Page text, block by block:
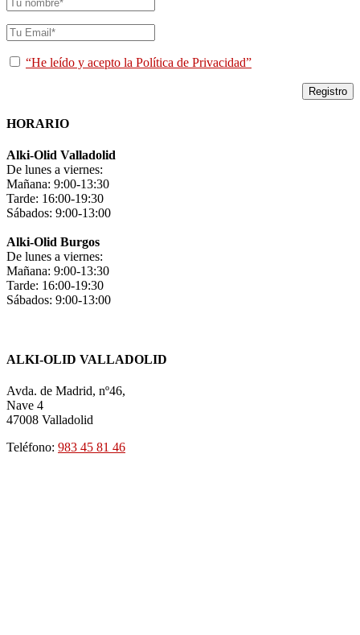
“He leído y acepto la Política de Privacidad”
HORARIO
Alki-Olid Valladolid
De lunes a viernes:
Mañana: 9:00-13:30
Tarde: 16:00-19:30
Sábados: 9:00-13:00
Alki-Olid Burgos
De lunes a viernes:
Mañana: 9:00-13:30
Tarde: 16:00-19:30
Sábados: 9:00-13:00
ALKI-OLID VALLADOLID
Avda. de Madrid, nº46,
Nave 4
47008 Valladolid
Teléfono: 983 45 81 46